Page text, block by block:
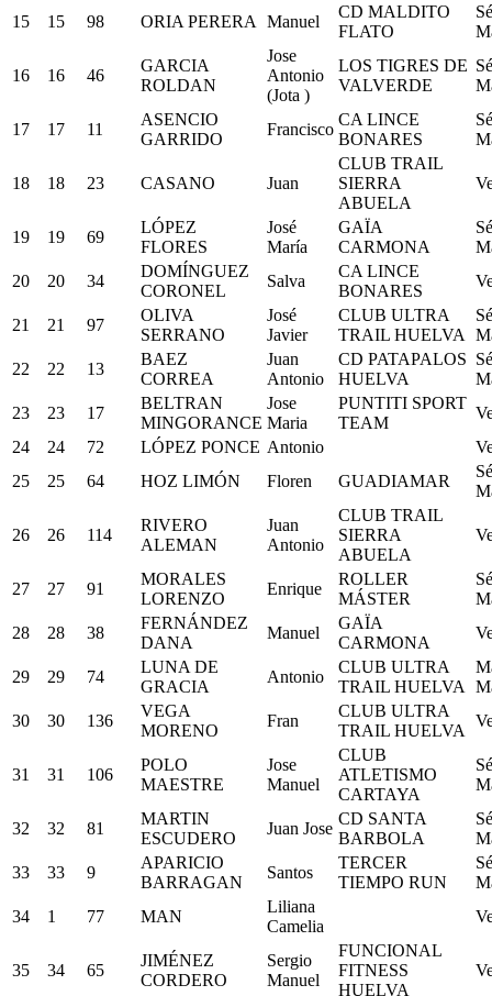
15 15 98 ORIA PERERA Manuel
CD MALDITO
FLATO
16 16 46
GARCIA
ROLDAN
Jose
Antonio
(Jota )
LOS TIGRES DE
VALVERDE
17 17 11
ASENCIO
GARRIDO
Francisco
CA LINCE
BONARES
18 18 23 CASANO Juan
CLUB TRAIL
SIERRA
ABUELA
19 19 69
LÓPEZ
FLORES
José
María
GAÏA
CARMONA
20
20 34
DOMÍNGUEZ
CORONEL
Salva
CA LINCE
BONARES
21 21 97
OLIVA
SERRANO
José
Javier
CLUB ULTRA
TRAIL HUELVA
22
22 13
BAEZ
CORREA
Juan
Antonio
CD PATAPALOS
HUELVA
23
23 17
BELTRAN
MINGORANCE
Jose
Maria
PUNTITI SPORT
TEAM
24
24 72 LÓPEZ PONCE Antonio
25
25 64 HOZ LIMÓN Floren GUADIAMAR
26 26 114
RIVERO
ALEMAN
Juan
Antonio
CLUB TRAIL
SIERRA
ABUELA
27 27 91
MORALES
LORENZO
Enrique
ROLLER
MÁSTER
28
28 38
FERNÁNDEZ
DANA
Manuel
GAÏA
CARMONA
29 29 74
LUNA DE
GRACIA
Antonio
CLUB ULTRA
TRAIL HUELVA
30
30 136
VEGA
MORENO
Fran
CLUB ULTRA
TRAIL HUELVA
31 31 106
POLO
MAESTRE
Jose
Manuel
CLUB
ATLETISMO
CARTAYA
32 32 81
MARTIN
ESCUDERO
Juan Jose
CD SANTA
BARBOLA
33
33 9
APARICIO
BARRAGAN
Santos
TERCER
TIEMPO RUN
34
1 77 MAN
Liliana
Camelia
35 34 65
JIMÉNEZ
CORDERO
Sergio
Manuel
FUNCIONAL
FITNESS
HUELVA